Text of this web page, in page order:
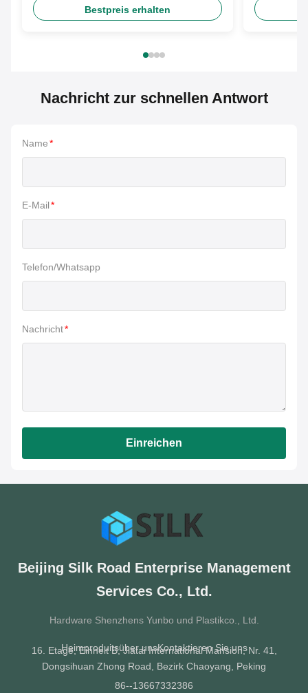
einer KappeBestpreis erhalten
Capsules
Nachricht zur schnellen Antwort
Name*
E-Mail*
Telefon/Whatsapp
Nachricht*
Einreichen
Beijing Silk Road Enterprise Management
Services Co., Ltd.
Hardware Shenzhens Yunbo und Plastikco., Ltd.
Heimproduitsüber unsKontaktieren Sie uns
16. Etage, Einheit B, Jiatai International Mansion, Nr. 41,
Dongsihuan Zhong Road, Bezirk Chaoyang, Peking
86--13667332386